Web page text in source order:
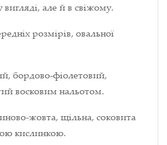
але й в свіжому.
розмірів, овальної
бордово-фіолетовий,
восковим нальотом.
жовта, щільна, соковита
кислинкою.